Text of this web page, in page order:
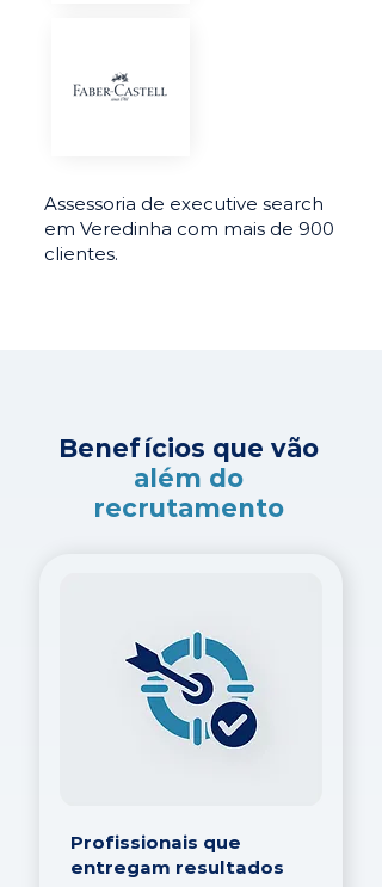
Assessoria de executive search
em Veredinha com mais de 900
clientes.
Benefícios que vão
além do
recrutamento
Profissionais que
entregam resultados